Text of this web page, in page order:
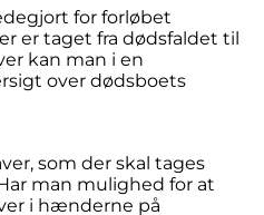
for forløbet
er taget fra dødsfaldet til
kan man i en
over dødsboets
som der skal tages
man mulighed for at
i hænderne på